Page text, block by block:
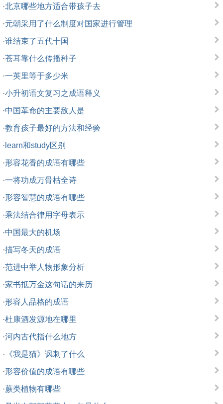
·北京哪些地方适合带孩子去
·元朝采用了什么制度对国家进行管理
·谁结束了五代十国
·苍耳靠什么传播种子
·一英里等于多少米
·小升初语文复习之成语释义
·中国革命的主要敌人是
·教育孩子最好的方法和经验
· learn和study区别
·形容花香的成语有哪些
·一将功成万骨枯全诗
·形容智慧的成语有哪些
·乘法结合律用字母表示
·中国最大的机场
·描写冬天的成语
·范进中举人物形象分析
·家书抵万金这句话的来历
·形容人品格的成语
·杜康酒发源地在哪里
·河内古代指什么地方
· 《我是猫》讽刺了什么
·形容价值的成语有哪些
·蕨类植物有哪些